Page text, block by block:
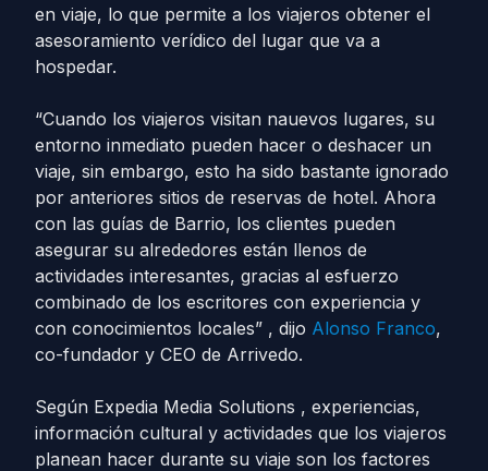
en viaje, lo que permite a los viajeros obtener el
asesoramiento verídico del lugar que va a
hospedar.
“Cuando los viajeros visitan nauevos lugares, su
entorno inmediato pueden hacer o deshacer un
viaje, sin embargo, esto ha sido bastante ignorado
por anteriores sitios de reservas de hotel. Ahora
con las guías de Barrio, los clientes pueden
asegurar su alrededores están llenos de
actividades interesantes, gracias al esfuerzo
combinado de los escritores con experiencia y
con conocimientos locales” , dijo Alonso Franco,
co-fundador y CEO de Arrivedo.
Según Expedia Media Solutions , experiencias,
información cultural y actividades que los viajeros
planean hacer durante su viaje son los factores